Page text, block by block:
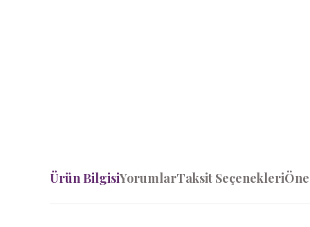
Ürün BilgisiYorumlarTaksit Seçenekleri